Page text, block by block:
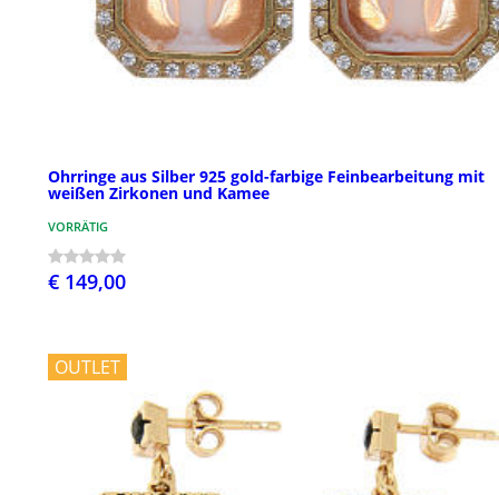
Ohrringe aus Silber 925 gold-farbige Feinbearbeitung mit
weißen Zirkonen und Kamee
VORRÄTIG
€ 149,00
OUTLET